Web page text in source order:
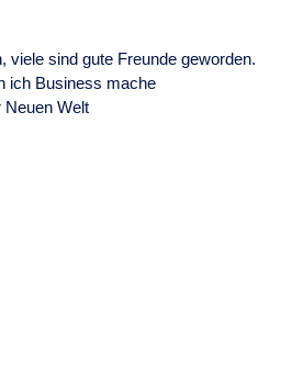
viele sind gute Freunde geworden.
ich Business mache
Neuen Welt